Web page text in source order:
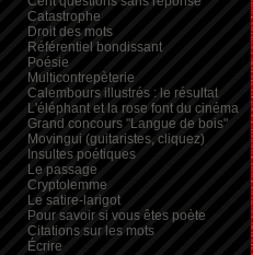
Catastrophe
Droit des mots
Référentiel bondissant
Poésie
Multicontrepèterie
Calembours illustrés : le résultat
L'éléphant et la rose font du cinéma
Grand concours "Langue de bois"
Movingui (guitaristes, cliquez)
Insultes poétiques
Le passage
Cryptolemme
Le satire-larigot
Pour savoir si vous êtes poète
Citations sur les mots
Écrire